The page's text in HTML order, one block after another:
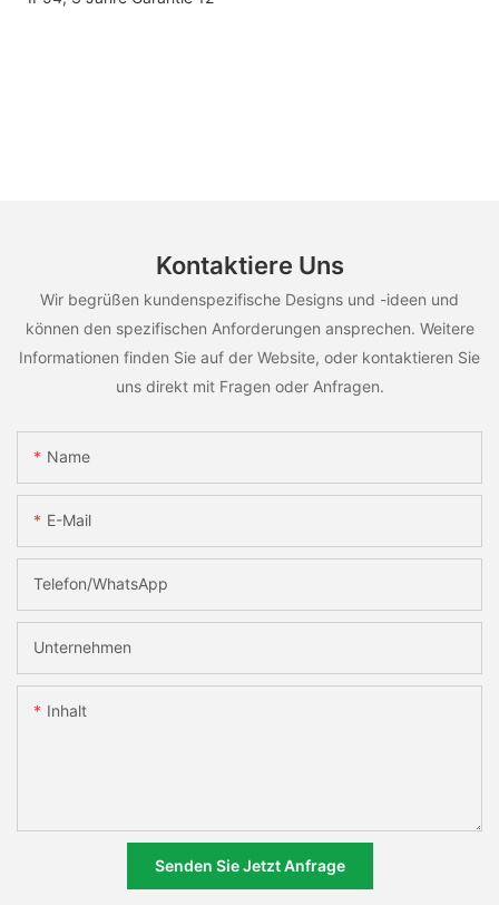
Kontaktiere Uns
Wir begrüßen kundenspezifische Designs und -ideen und
können den spezifischen Anforderungen ansprechen. Weitere
Informationen finden Sie auf der Website, oder kontaktieren Sie
uns direkt mit Fragen oder Anfragen.
Name
E-Mail
Telefon/WhatsApp
Unternehmen
Inhalt
Senden Sie Jetzt Anfrage